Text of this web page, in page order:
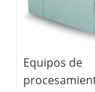
Equipos de